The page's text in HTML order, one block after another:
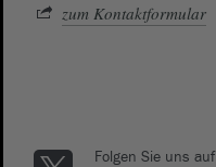
zum Kontaktformular
Folgen Sie uns auf